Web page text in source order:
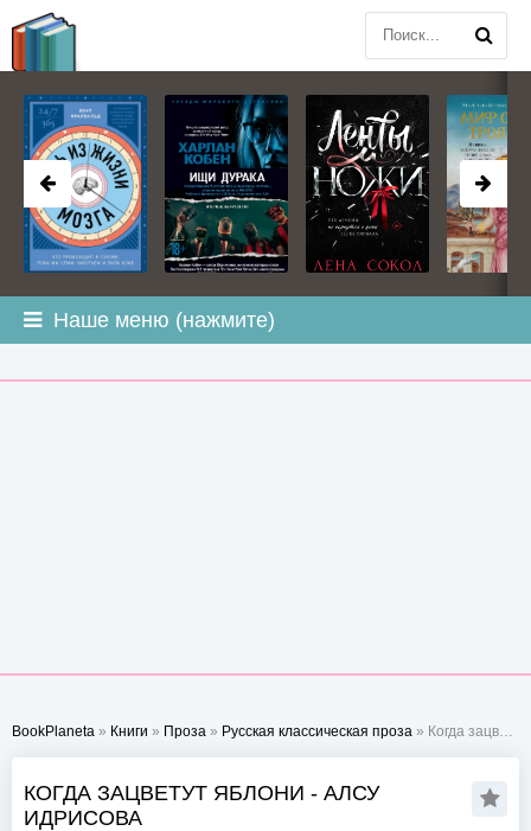
Наше меню (нажмите)
BookPlaneta » Книги » Проза » Русская классическая проза » Когда зацветут яблони - Алсу Идрисова
КОГДА ЗАЦВЕТУТ ЯБЛОНИ - АЛСУ
ИДРИСОВА
BOOKPLANETA.COM